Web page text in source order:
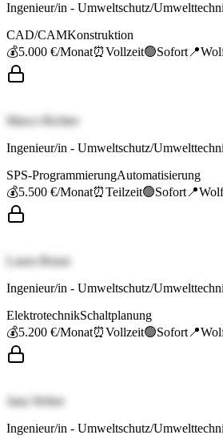
Ingenieur/in - Umweltschutz/
CAD/CAMKonstruktion
💰5.000 €/Monat⏰Vollzeit🟢Sofort 📍
Marco Richter
Ingenieur/in - Umweltschutz/
SPS-ProgrammierungAutomatisierung
💰5.500 €/Monat⏰Teilzeit🟢Sofort 📍
Laura Braun
Ingenieur/in - Umweltschutz/
ElektrotechnikSchaltplanung
💰5.200 €/Monat⏰Vollzeit🟢Sofort 📍
Jana Weber
Ingenieur/in - Umweltschutz/